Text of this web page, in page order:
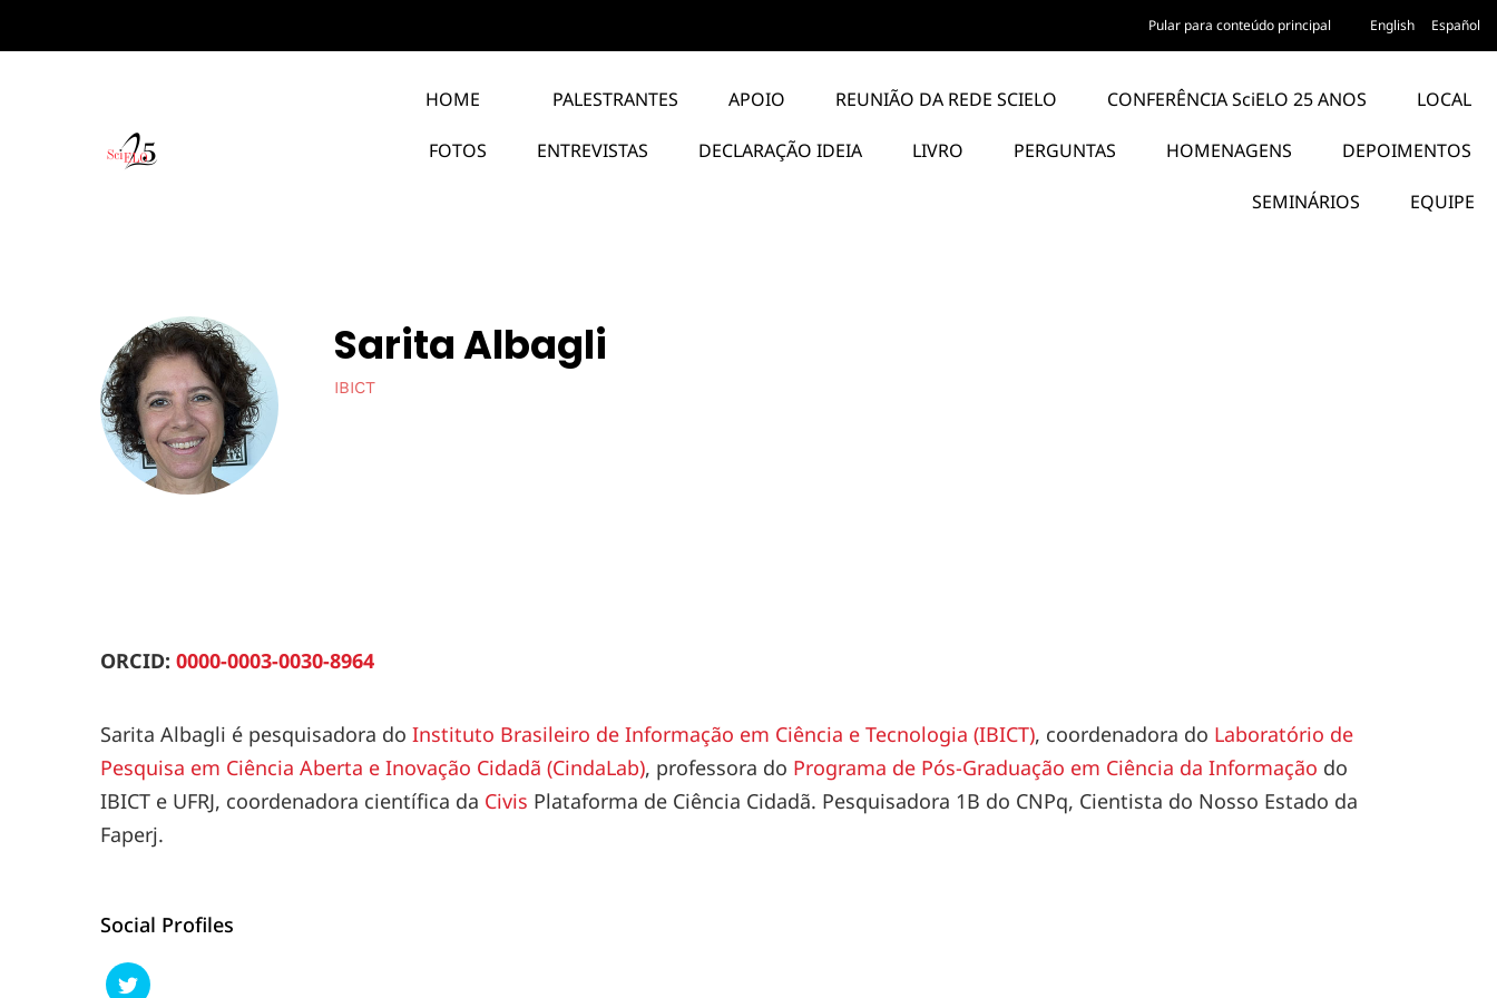
Pular para conteúdo principal English Español
HOME PALESTRANTES APOIO REUNIÃO DA REDE SCIELO CONFERÊNCIA SciELO 25 ANOS LOCAL
FOTOS ENTREVISTAS DECLARAÇÃO IDEIA LIVRO PERGUNTAS HOMENAGENS DEPOIMENTOS
SEMINÁRIOS EQUIPE
Sarita Albagli
IBICT
ORCID: 0000-0003-0030-8964
Sarita Albagli é pesquisadora do Instituto Brasileiro de Informação em Ciência e Tecnologia (IBICT), coordenadora do Laboratório de
Pesquisa em Ciência Aberta e Inovação Cidadã (CindaLab), professora do Programa de Pós-Graduação em Ciência da Informação do
IBICT e UFRJ, coordenadora científica da Civis Plataforma de Ciência Cidadã. Pesquisadora 1B do CNPq, Cientista do Nosso Estado da
Faperj.
Social Profiles